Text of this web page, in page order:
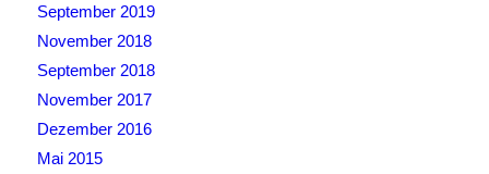
September 2019
November 2018
September 2018
November 2017
Dezember 2016
Mai 2015